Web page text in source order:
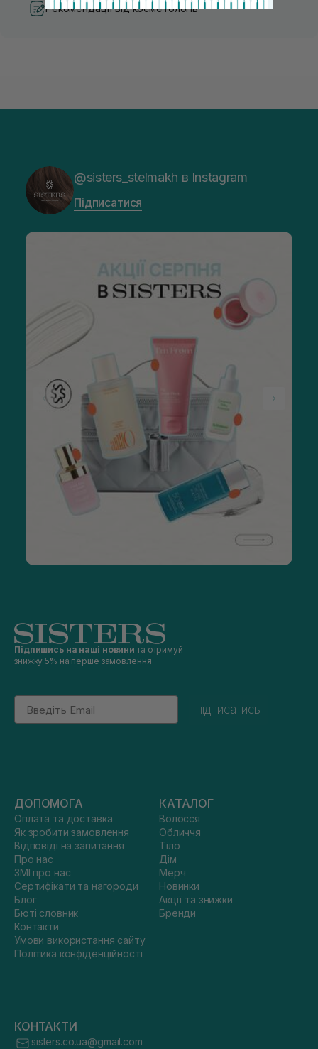
Рекомендації від косметологів
@sisters_stelmakh в Instagram
Підписатися
Підпишись на наші новини та отримуй
знижку 5% на перше замовлення
Email
підписатись
ДОПОМОГА
Оплата та доставка
Як зробити замовлення
Відповіді на запитання
Про нас
ЗМІ про нас
Сертифікати та нагороди
Блог
Бюті словник
Контакти
Умови використання сайту
Політика конфіденційності
КАТАЛОГ
Волосся
Обличчя
Тіло
Дім
Мерч
Новинки
Акції та знижки
Бренди
КОНТАКТИ
sisters.co.ua@gmail.com